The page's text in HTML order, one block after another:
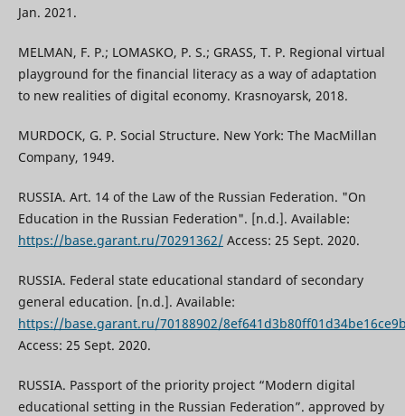
Jan. 2021.
MELMAN, F. P.; LOMASKO, P. S.; GRASS, T. P. Regional virtual
playground for the financial literacy as a way of adaptation
to new realities of digital economy. Krasnoyarsk, 2018.
MURDOCK, G. P. Social Structure. New York: The MacMillan
Company, 1949.
RUSSIA. Art. 14 of the Law of the Russian Federation. "On
Education in the Russian Federation". [n.d.]. Available:
https://base.garant.ru/70291362/Access: 25 Sept. 2020.
RUSSIA. Federal state educational standard of secondary
general education. [n.d.]. Available:
https://base.garant.ru/70188902/
Access: 25 Sept. 2020.
RUSSIA. Passport of the priority project “Modern digital
educational setting in the Russian Federation”. approved by